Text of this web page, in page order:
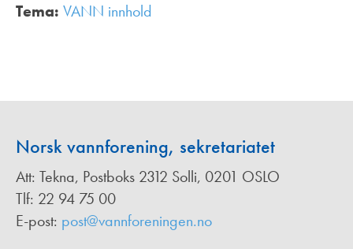
Tema: VANN innhold
Norsk vannforening, sekretariatet
Att: Tekna, Postboks 2312 Solli, 0201 OSLO
Tlf: 22 94 75 00
E-post: post@vannforeningen.no